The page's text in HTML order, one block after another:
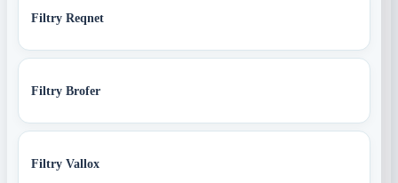
Filtry Reqnet
Filtry Brofer
Filtry Vallox